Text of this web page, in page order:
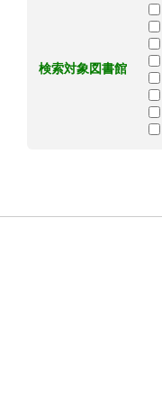
検索対象図書館